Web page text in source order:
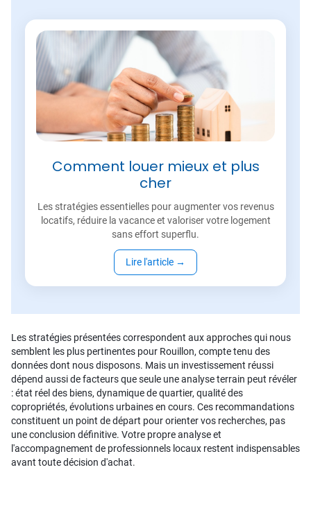
Comment louer mieux et plus
cher
Les stratégies essentielles pour augmenter vos revenus
locatifs, réduire la vacance et valoriser votre logement
sans effort superflu.
Lire l'article →
Les stratégies présentées correspondent aux approches qui nous
semblent les plus pertinentes pour Rouillon, compte tenu des
données dont nous disposons. Mais un investissement réussi
dépend aussi de facteurs que seule une analyse terrain peut révéler
: état réel des biens, dynamique de quartier, qualité des
copropriétés, évolutions urbaines en cours. Ces recommandations
constituent un point de départ pour orienter vos recherches, pas
une conclusion définitive. Votre propre analyse et
l'accompagnement de professionnels locaux restent indispensables
avant toute décision d'achat.